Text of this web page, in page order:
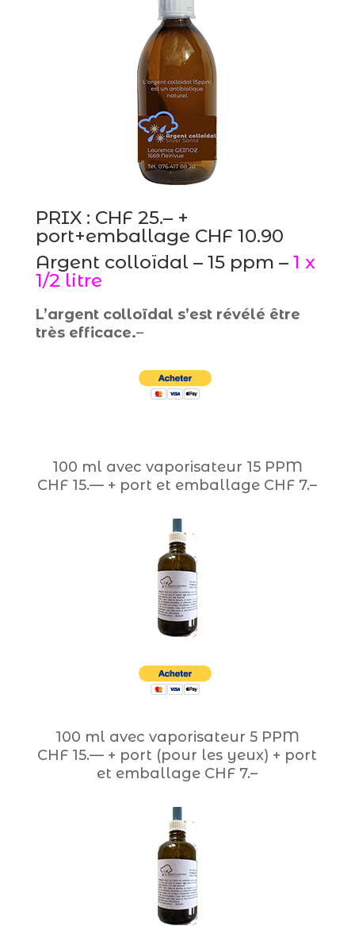
PRIX : CHF 25.– +
port+emballage CHF 10.90
Argent colloïdal – 15 ppm – 1 x
1/2 litre
L’argent colloïdal s’est révélé être
très efficace.–
100 ml avec vaporisateur 15 PPM
CHF 15.— + port et emballage CHF 7.–
100 ml avec vaporisateur 5 PPM
CHF 15.— + port (pour les yeux) + port
et emballage CHF 7.–